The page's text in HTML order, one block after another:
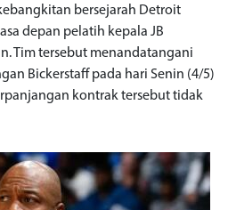
bersejarah Detroit
depan pelatih kepala JB
Tim tersebut menandatangani
Bickerstaff pada hari Senin (4/5)
kontrak tersebut tidak